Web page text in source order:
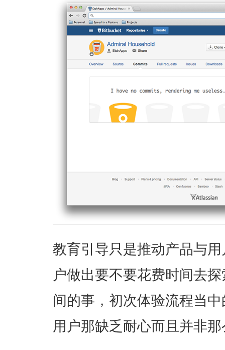
教育引导只是推动产品与
户做出要不要花费时间去
间的事，初次体验流程当
用户那缺乏耐心而且并非